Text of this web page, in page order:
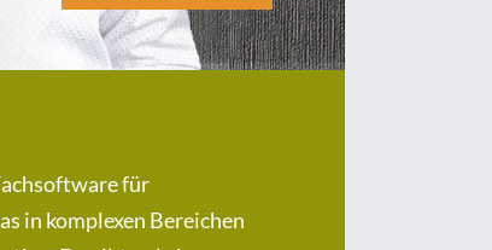
für
in komplexen Bereichen